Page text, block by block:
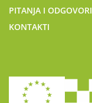
PITANJA I ODGOVORI
KONTAKTI